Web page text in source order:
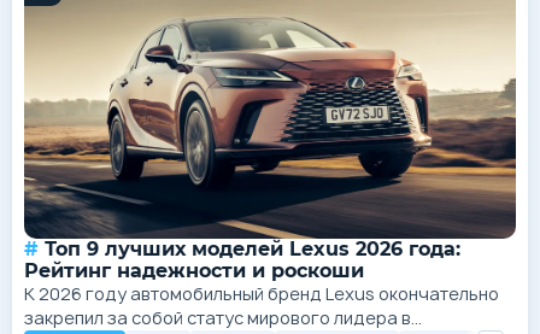
Рейтинг надежности и роскоши
К 2026 году автомобильный бренд Lexus окончательно
закрепил за собой статус мирового лидера в